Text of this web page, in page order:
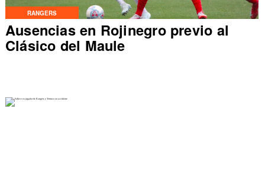
RANGERS
Ausencias en Rojinegro previo al
Clásico del Maule